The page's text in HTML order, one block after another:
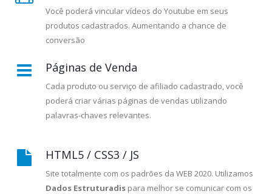
Você poderá vincular vídeos do Youtube em seus
produtos cadastrados. Aumentando a chance de
conversão
Páginas de Venda
Cada produto ou serviço de afiliado cadastrado, você
poderá criar várias páginas de vendas utilizando
palavras-chaves relevantes.
HTML5 / CSS3 / JS
Site totalmente com os padrões da WEB 2020. Utilizamos
Dados Estruturadis para melhor se comunicar com os